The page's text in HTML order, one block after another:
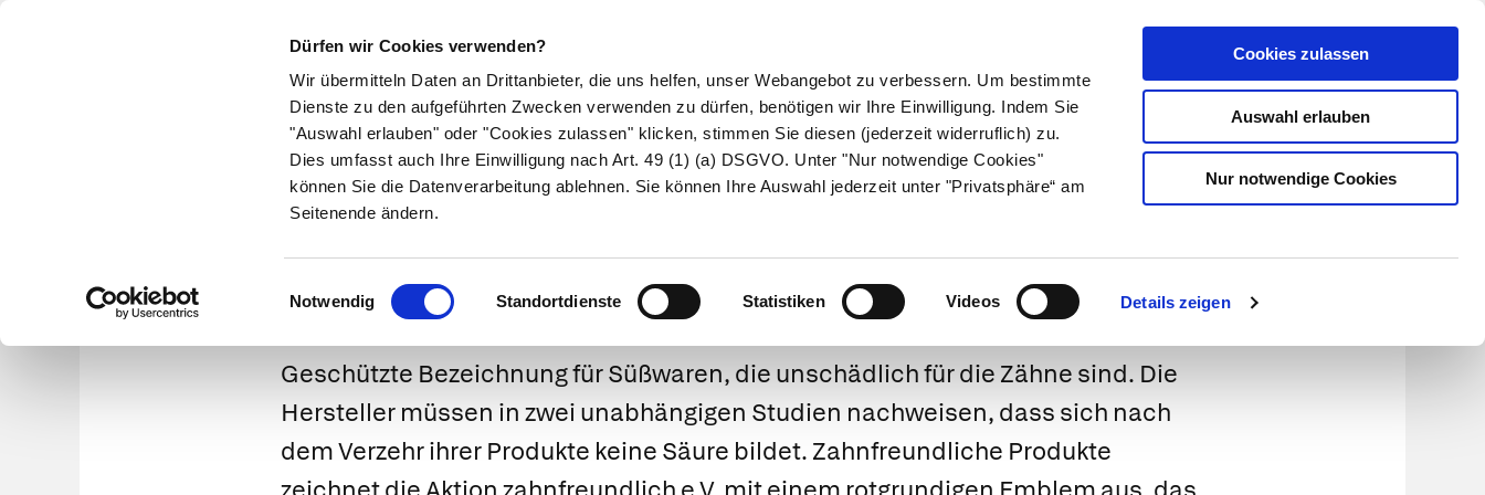
Dürfen wir Cookies verwenden?
Wir übermitteln Daten an Drittanbieter, die uns helfen, unser Webangebot zu verbessern. Um bestimmte
Dienste zu den aufgeführten Zwecken verwenden zu dürfen, benötigen wir Ihre Einwilligung. Indem Sie
"Auswahl erlauben" oder "Cookies zulassen" klicken, stimmen Sie diesen (jederzeit widerruflich) zu.
Dies umfasst auch Ihre Einwilligung nach Art. 49 (1) (a) DSGVO. Unter "Nur notwendige Cookies"
können Sie die Datenverarbeitung ablehnen. Sie können Ihre Auswahl jederzeit unter "Privatsphäre“ am
Seitenende ändern.
Einwilligungsauswahl
Notwendig Standortdienste Statistiken Videos Details zeigen
Cookies zulassen
Auswahl erlauben
Nur notwendige Cookies
Kundenlogin
Suche
Symptome Therapie Medikamente Naturheilkunde Eltern & Kind Gesund leben Über uns
zahnfreundlich
Geschützte Bezeichnung für Süßwaren, die unschädlich für die Zähne sind. Die
Hersteller müssen in zwei unabhängigen Studien nachweisen, dass sich nach
dem Verzehr ihrer Produkte keine Säure bildet. Zahnfreundliche Produkte